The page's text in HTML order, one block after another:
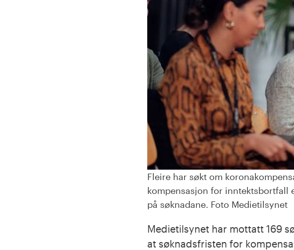
Fleire har søkt om
kompensasjon for inntektsbortfall
på søknadane. Foto Medietilsynet
Medietilsynet har mottatt 169
at søknadsfristen for